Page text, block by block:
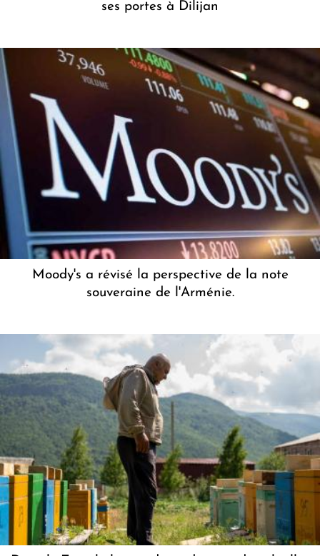
ses portes à Dilijan
Moody's a révisé la perspective de la note
souveraine de l'Arménie.